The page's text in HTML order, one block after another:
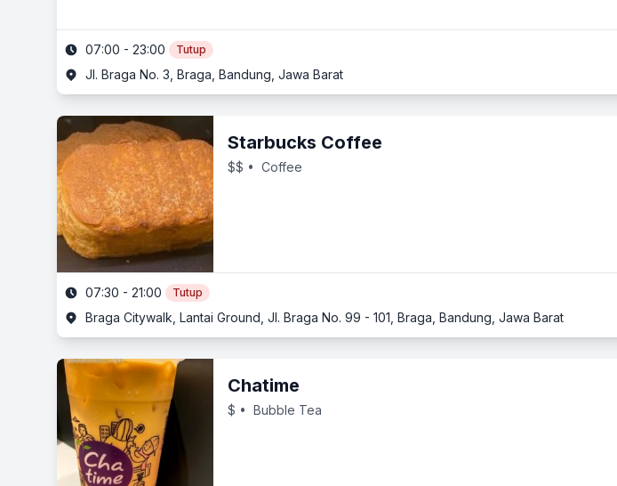
07:00 - 23:00 Tutup
Jl. Braga No. 3, Braga, Bandung, Jawa Barat
Starbucks Coffee
$$ • Coffee
07:30 - 21:00 Tutup
Braga Citywalk, Lantai Ground, Jl. Braga No. 99 - 101, Braga, Bandung, Jawa Barat
Chatime
$ • Bubble Tea